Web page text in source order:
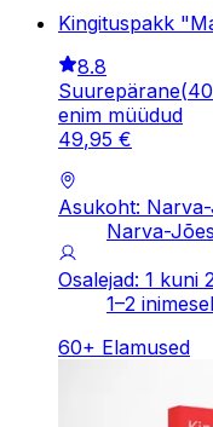
Kingituspakk
8.8
Suurepärane(
enim müüdud
49,95 €
Asukoht:
Narva-
Osalejad: 1 kuni
1–2
60+ Elamused